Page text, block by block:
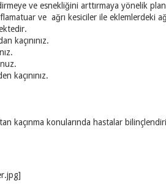
ve esnekliğini arttırmaya yönelik
ve ağrı kesiciler ile eklemlerdeki
kaçınınız.
uzak
kaçınınız.
kaçınma konularında hastalar